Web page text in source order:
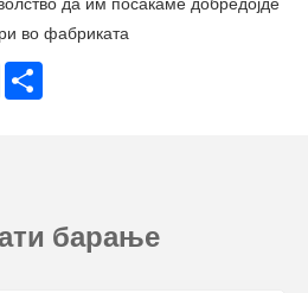
во фабриката
LinkedIn
барање